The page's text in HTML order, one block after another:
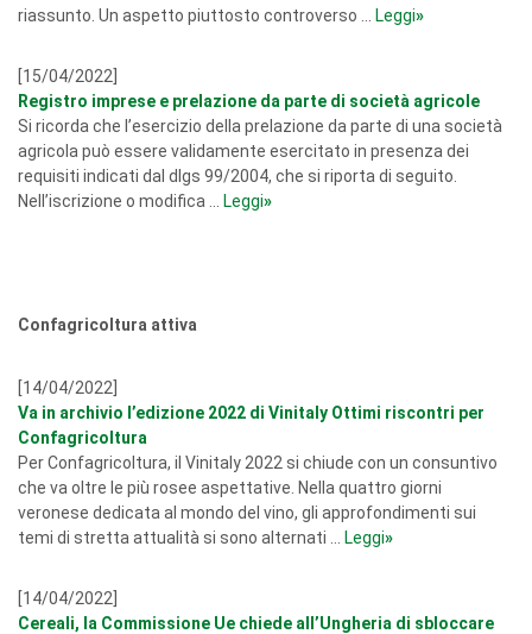
riassunto. Un aspetto piuttosto controverso ... Leggi»
[15/04/2022]
Registro imprese e prelazione da parte di società agricole
Si ricorda che l’esercizio della prelazione da parte di una società
agricola può essere validamente esercitato in presenza dei
requisiti indicati dal dlgs 99/2004, che si riporta di seguito.
Nell’iscrizione o modifica ...
Leggi»
Confagricoltura attiva
[14/04/2022]
Va in archivio l’edizione 2022 di Vinitaly Ottimi riscontri per
Confagricoltura
Per Confagricoltura, il Vinitaly 2022 si chiude con un consuntivo
che va oltre le più rosee aspettative. Nella quattro giorni
veronese dedicata al mondo del vino, gli approfondimenti sui
temi di stretta attualità si sono alternati ...
Leggi»
[14/04/2022]
Cereali, la Commissione Ue chiede all’Ungheria di sbloccare